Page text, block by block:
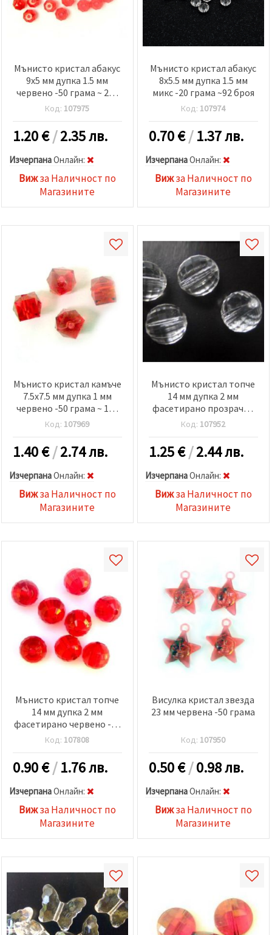
Мънисто кристал абакус
9x5 мм дупка 1.5 мм
червено -50 грама ~ 230
броя
Код: 107975
1.20€/2.35 лв.
ИзчерпанаOнлайн:
Вижза Наличност по
Магазините
Мънисто кристал абакус
8x5.5 мм дупка 1.5 мм
микс -20 грама ~92 броя
Код: 107974
0.70€/1.37 лв.
ИзчерпанаOнлайн:
Вижза Наличност по
Магазините
Мънисто кристал камъче
7.5x7.5 мм дупка 1 мм
червено -50 грама ~ 180
броя
Код: 107969
1.40€/2.74 лв.
ИзчерпанаOнлайн:
Вижза Наличност по
Магазините
Мънисто кристал топче
14 мм дупка 2 мм
фасетирано прозрачно
-50 грама ~30 броя
Код: 107952
1.25€/2.44 лв.
ИзчерпанаOнлайн:
Вижза Наличност по
Магазините
Мънисто кристал топче
14 мм дупка 2 мм
фасетирано червено -50
грама
Код: 107808
0.90€/1.76 лв.
ИзчерпанаOнлайн:
Вижза Наличност по
Магазините
Висулка кристал звезда
23 мм червена -50 грама
Код: 107950
0.50€/0.98 лв.
ИзчерпанаOнлайн:
Вижза Наличност по
Магазините